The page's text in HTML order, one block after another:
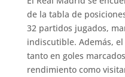
de la tabla de
32 partidos jugados,
indiscutible. Además,
tanto en goles
rendimiento como